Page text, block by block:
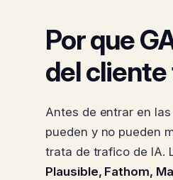
Por que
del
Antes de entrar en
pueden y no pueden
trata de trafico de IA.
Plausible, Fathom,